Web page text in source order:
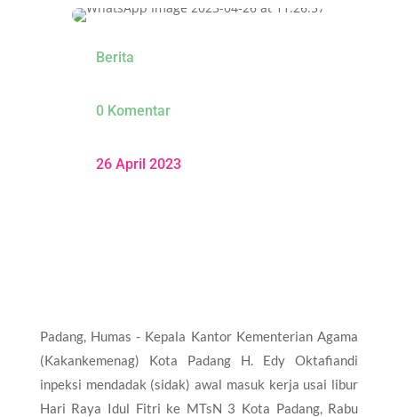
Berita
0 Komentar
26 April 2023
Padang, Humas - Kepala Kantor Kementerian Agama
(Kakankemenag) Kota Padang H. Edy Oktafiandi
inpeksi mendadak (sidak) awal masuk kerja usai libur
Hari Raya Idul Fitri ke MTsN 3 Kota Padang, Rabu